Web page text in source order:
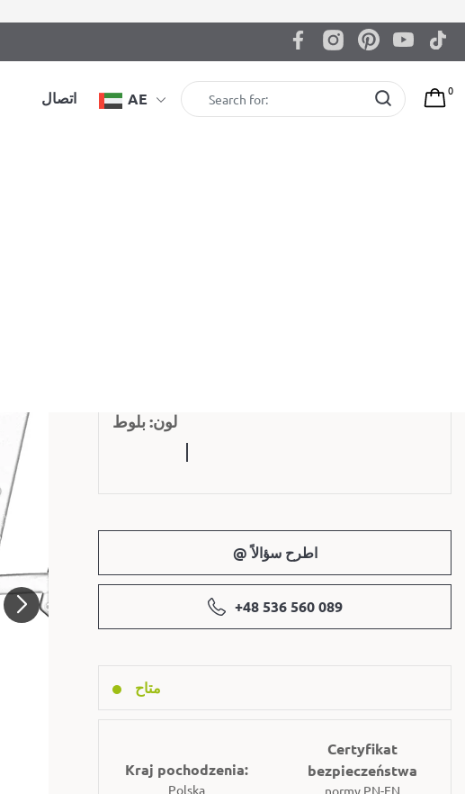
اتصال AE 0
لون: بلوط
@ اطرح سؤالاً
+48 536 560 089
متاح
Kraj pochodzenia:
Polska
Certyfikat
bezpieczeństwa
normy PN-EN